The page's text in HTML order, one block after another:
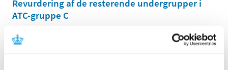
Revurdering af de resterende undergrupper i
ATC-gruppe C
Lægemiddelstyrelsen har tidligere informeret
virksomheder og en række videnskabelige selskaber…